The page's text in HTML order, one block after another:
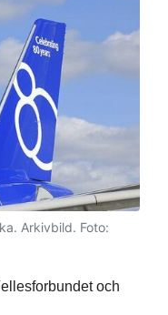
Arkivbild. Foto:
och